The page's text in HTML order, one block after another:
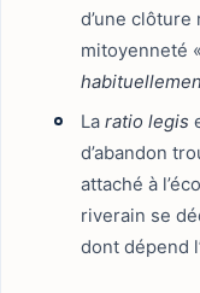
d’une
mitoyenneté
Laratio legis
d’abandon
attaché à
riverain se
dont dépend